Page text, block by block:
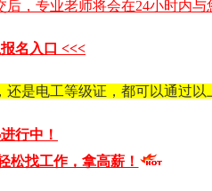
，专业老师将会在24小时内与
名入口 <<<
是电工等级证，都可以通过以
行中！
松找工作，拿高薪！